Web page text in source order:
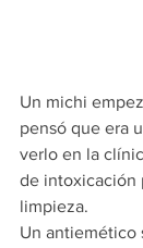
Un michi
pensó que era
verlo en la
de intoxicación
limpieza.
Un antiemético